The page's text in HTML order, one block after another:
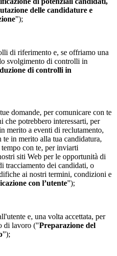
delle candidature e
”);
di riferimento e, se offriamo una
svolgimento di controlli in
di controlli in
domande, per comunicare con te
che potrebbero interessarti, per
merito a eventi di reclutamento,
te in merito alla tua candidatura,
con te, per inviarti
siti Web per le opportunità di
tracciamento dei candidati, o
ai nostri termini, condizioni e
con l’utente”);
e, una volta accettata, per
di lavoro ("Preparazione del
”);